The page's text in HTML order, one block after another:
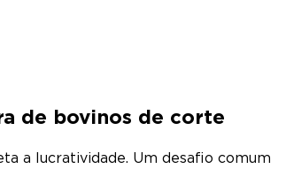
de bovinos de corte
a lucratividade. Um desafio comum